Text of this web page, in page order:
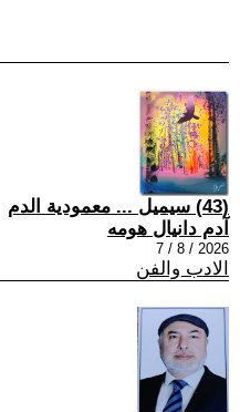
(43) سيميل ... معمودية الدم
آدم دانيال هومه
2026 / 8 / 7
الادب والفن